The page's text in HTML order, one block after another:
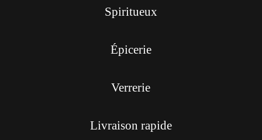
Spiritueux
Épicerie
Verrerie
Livraison rapide